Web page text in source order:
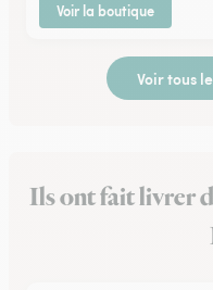
Voir la boutique
Voir tous
Ils ont fait livrer